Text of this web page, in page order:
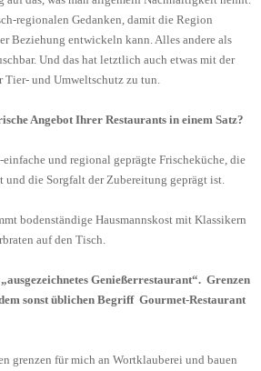
regionalen Gedanken, damit die Region
Beziehung entwickeln kann. Alles andere als
Und das hat letztlich auch etwas mit der
und Umweltschutz zu tun.
Angebot Ihrer Restaurants in einem Satz?
und regional geprägte Frischeküche, die
die Sorgfalt der Zubereitung geprägt ist.
bodenständige Hausmannskost mit Klassikern
auf den Tisch.
Genießerrestaurant“. Grenzen
sonst üblichen Begriff Gourmet-Restaurant
grenzen für mich an Wortklauberei und bauen